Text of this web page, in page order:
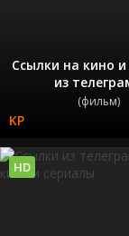
Ссылки на кино
из
(фильм)
HD